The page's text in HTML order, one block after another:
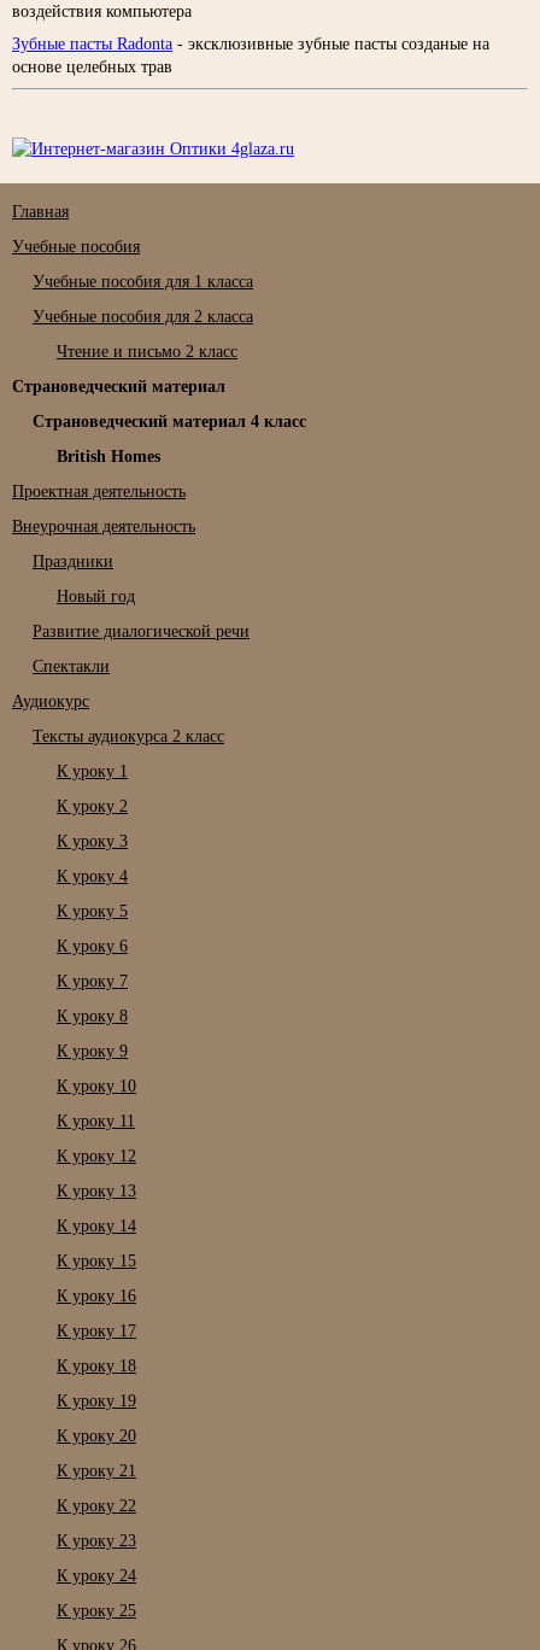
воздействия компьютера
Зубные пасты Radonta - эксклюзивные зубные пасты созданые на
основе целебных трав
Главная
Учебные пособия
Учебные пособия для 1 класса
Учебные пособия для 2 класса
Чтение и письмо 2 класс
Страноведческий материал
Страноведческий материал 4 класс
British Homes
Проектная деятельность
Внеурочная деятельность
Праздники
Новый год
Развитие диалогической речи
Спектакли
Аудиокурс
Тексты аудиокурса 2 класс
К уроку 1
К уроку 2
К уроку 3
К уроку 4
К уроку 5
К уроку 6
К уроку 7
К уроку 8
К уроку 9
К уроку 10
К уроку 11
К уроку 12
К уроку 13
К уроку 14
К уроку 15
К уроку 16
К уроку 17
К уроку 18
К уроку 19
К уроку 20
К уроку 21
К уроку 22
К уроку 23
К уроку 24
К уроку 25
К уроку 26